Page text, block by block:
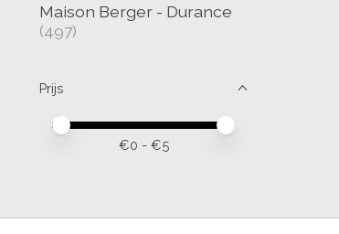
Maison Berger - Durance
(497)
Prijs
Minimale prijswaarde
Price maximum value
€0 - €5